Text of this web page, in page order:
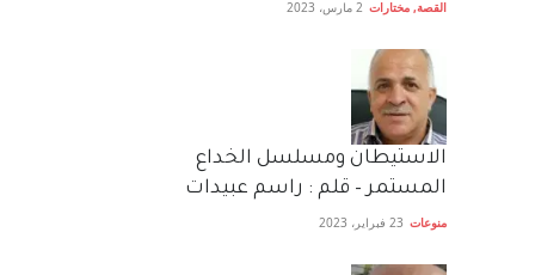
القصة, مختارات 2 مارس، 2023
الاستيطان ومسلسل الخداع
المستمر – قلم : راسم عبيدات
منوعات 23 فبراير، 2023